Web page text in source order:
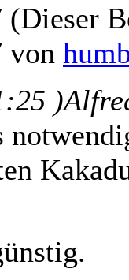
(Dieser
von
)